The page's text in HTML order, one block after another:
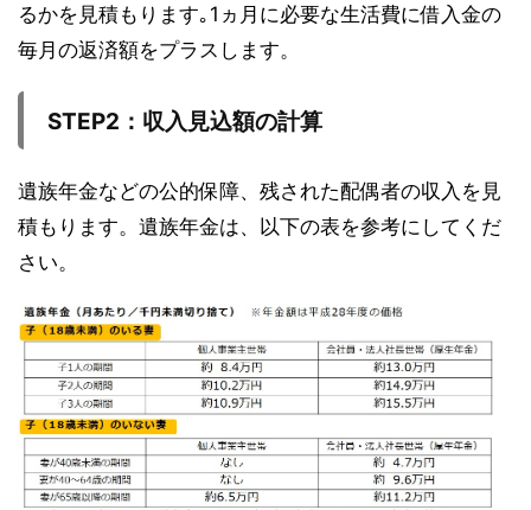
るかを見積もります｡1ヵ月に必要な生活費に借入金の
毎月の返済額をプラスします。
STEP2 ：収入見込額の計算
遺族年金などの公的保障、残された配偶者の収入を見
積もります。遺族年金は、以下の表を参考にしてくだ
さい。